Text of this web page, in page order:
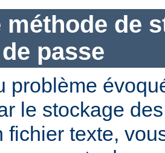
méthode de
passe
problème
le stockage
fichier texte,